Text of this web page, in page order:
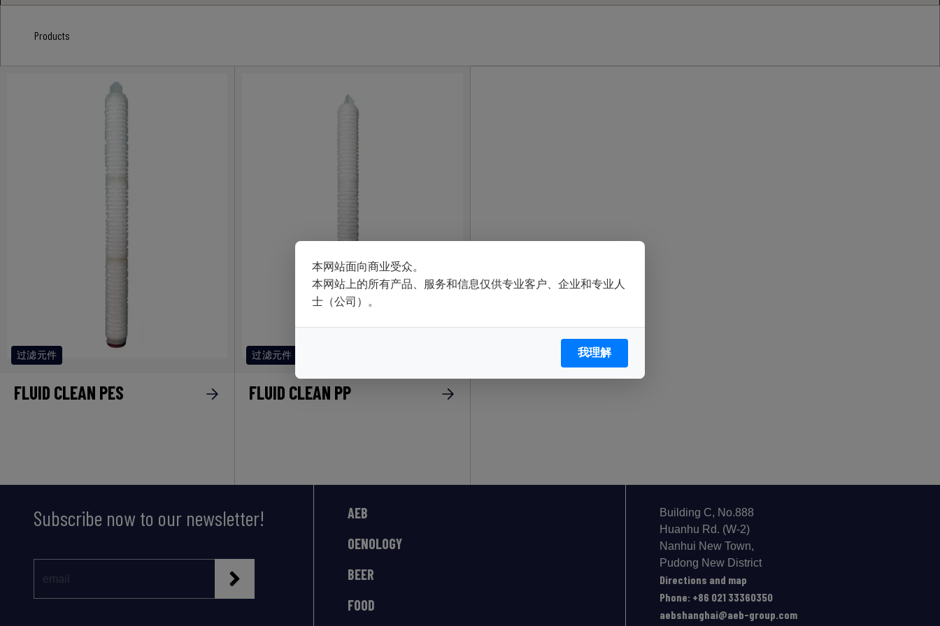
本网站面向商业受众。
本网站上的所有产品、服务和信息仅供专业客户、企业和专业人
士（公司）。
我理解
Products
过滤元件
FLUID CLEAN PES
过滤元件
FLUID CLEAN PP
Subscribe now to our newsletter!
AEB
OENOLOGY
BEER
FOOD
Building C, No.888
Huanhu Rd. (W-2)
Nanhui New Town,
Pudong New District
Directions and map
Phone: +86 021 33360350
aebshanghai@aeb-group.com